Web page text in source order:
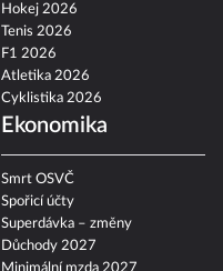
Hokej 2026
Tenis 2026
F1 2026
Atletika 2026
Cyklistika 2026
Ekonomika
Smrt OSVČ
Spořicí účty
Superdávka – změny
Důchody 2027